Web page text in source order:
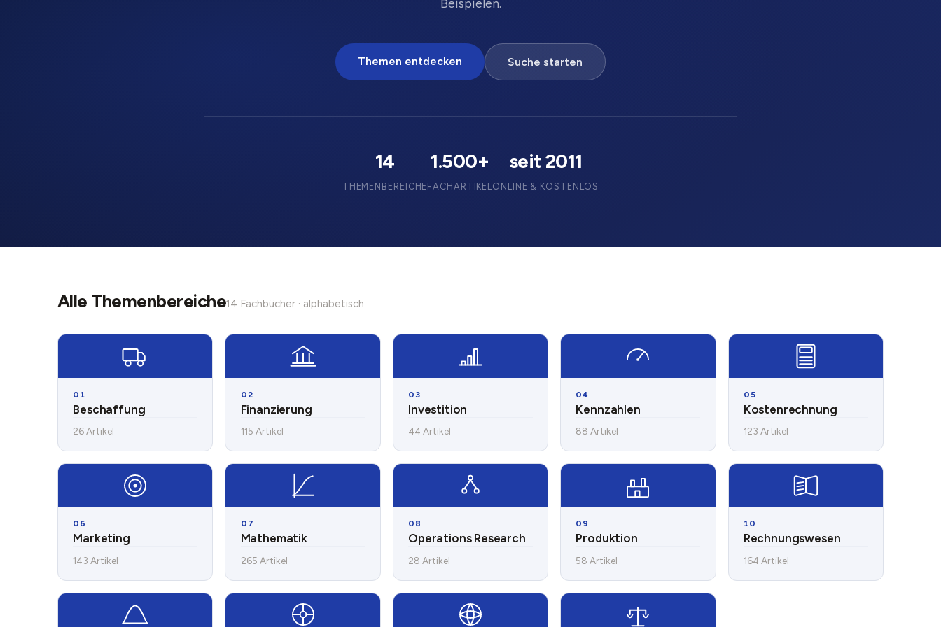
Beispielen.
Themen entdecken Suche starten
14
THEMENBEREICHE
1.500+
FACHARTIKEL
seit 2011
ONLINE & KOSTENLOS
Alle Themenbereiche14 Fachbücher · alphabetisch
01
Beschaffung
26 Artikel
02
Finanzierung
115 Artikel
03
Investition
44 Artikel
04
Kennzahlen
88 Artikel
05
Kostenrechnung
123 Artikel
06
Marketing
143 Artikel
07
Mathematik
265 Artikel
08
Operations Research
28 Artikel
09
Produktion
58 Artikel
10
Rechnungswesen
164 Artikel